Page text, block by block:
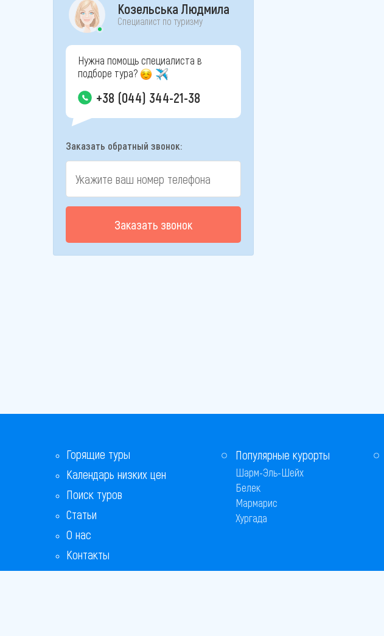
Козельська Людмила
Специалист по туризму
Нужна помощь специалиста в
подборе тура?
+38 (044) 344-21-38
Заказать обратный звонок:
Заказать звонок
Горящие туры
Календарь низких цен
Поиск туров
Статьи
О нас
Контакты
Бонусная программа
Популярные курорты
Шарм-Эль-Шейх
Белек
Мармарис
Хургада